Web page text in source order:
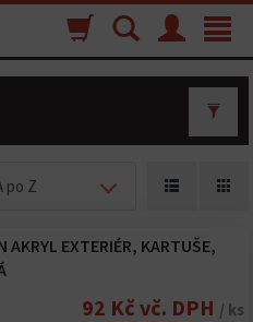
Toggle
Menu
Vyhľadávanie
Nákupný
košík
po Z
AKRYL EXTERIÉR, KARTUŠE,
92 Kč vč. DPH / ks